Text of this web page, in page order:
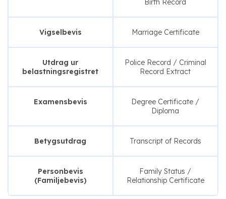
Birth Record
Vigselbevis Marriage Certificate
Utdrag ur
belastningsregistret
Police Record / Criminal
Record Extract
Examensbevis
Degree Certificate /
Diploma
Betygsutdrag Transcript of Records
Personbevis
(Familjebevis)
Family Status /
Relationship Certificate